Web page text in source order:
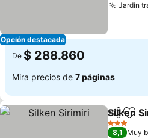
Opción destacada
Jardín
De $ 288.860
Mira precios de 7 páginas
Silken
3 Estrellas
8,1 Muy